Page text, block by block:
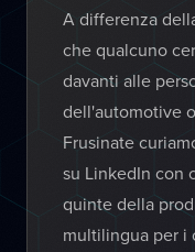
A differenza
che qualcuno
davanti alle
dell'automotive
Frusinate
su LinkedIn con
quinte della
multilingua per i